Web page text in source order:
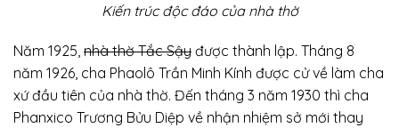
Kiến trúc độc đáo của nhà thờ
Năm 1925, nhà thờ Tắc Sậy được thành lập. Tháng 8
năm 1926, cha Phaolô Trần Minh Kính được cử về làm cha
xứ đầu tiên của nhà thờ. Đến tháng 3 năm 1930 thì cha
Phanxico Trương Bửu Diệp về nhận nhiệm sở mới thay